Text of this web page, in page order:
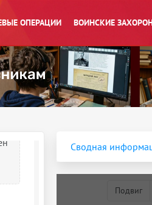
ОПЕРАЦИИ ВОИНСКИЕ
Сводная
Подвиг